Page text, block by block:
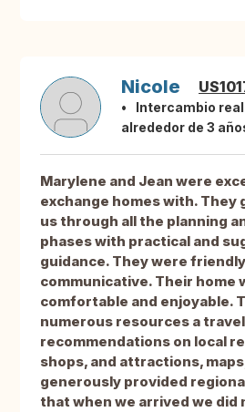
Nicole
Intercambio
alrededor de 3
Marylene and Jean were
exchange homes with. They
us through all the planning
phases with practical and
guidance. They were
communicative. Their home
comfortable and enjoyable.
numerous resources a
recommendations on local
shops, and attractions,
generously provided
that when we arrived we did